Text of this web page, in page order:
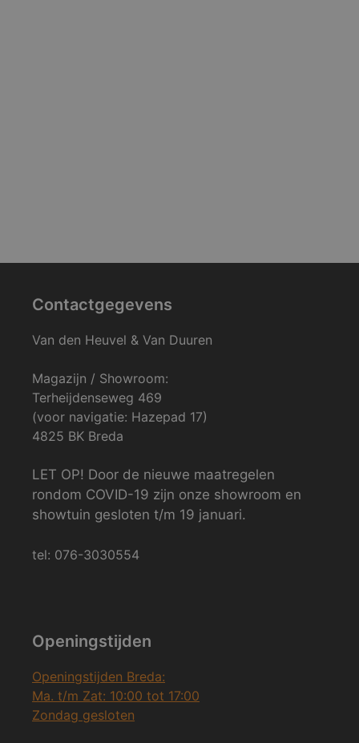
Contactgegevens
Van den Heuvel & Van Duuren
Magazijn / Showroom:
Terheijdenseweg 469
(voor navigatie: Hazepad 17)
4825 BK Breda
LET OP! Door de nieuwe maatregelen
rondom COVID-19 zijn onze showroom en
showtuin gesloten t/m 19 januari.
tel: 076-3030554
Openingstijden
Openingstijden Breda:
Ma. t/m Zat: 10:00 tot 17:00
Zondag gesloten